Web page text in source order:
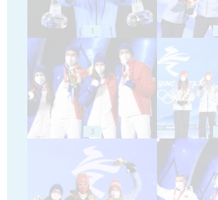
1
3